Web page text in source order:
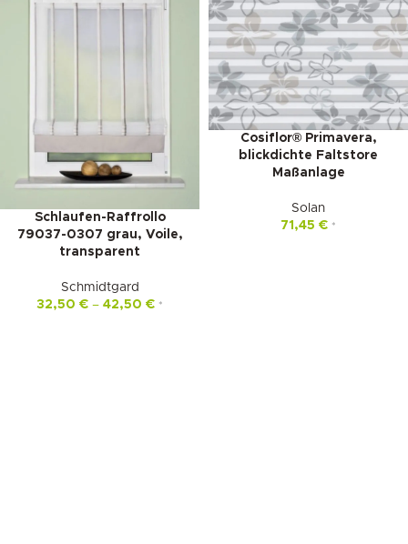
Schlaufen-Raffrollo
79037-0307 grau, Voile,
transparent
Schmidtgard
32,50 € – 42,50 € *
Cosiflor® Primavera,
blickdichte Faltstore
Maßanlage
Solan
71,45 € *